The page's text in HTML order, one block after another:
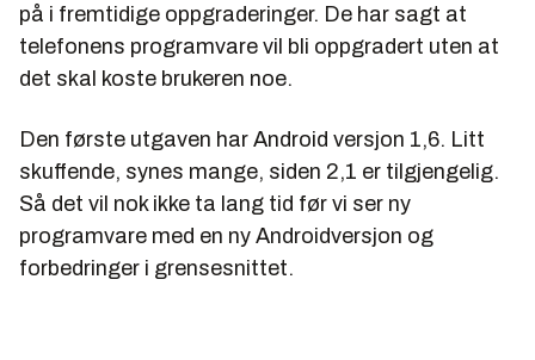
på i fremtidige oppgraderinger. De har sagt at
telefonens programvare vil bli oppgradert uten at
det skal koste brukeren noe.
Den første utgaven har Android versjon 1,6. Litt
skuffende, synes mange, siden 2,1 er tilgjengelig.
Så det vil nok ikke ta lang tid før vi ser ny
programvare med en ny Androidversjon og
forbedringer i grensesnittet.